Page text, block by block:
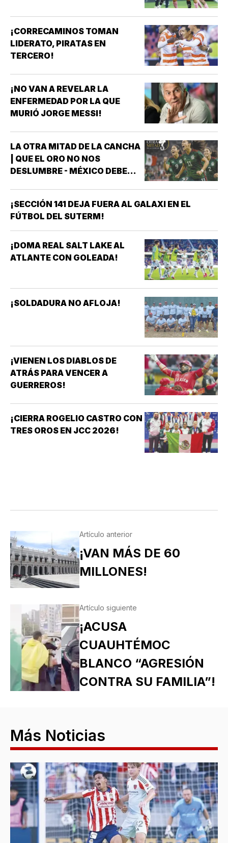
¡CORRECAMINOS TOMAN
LIDERATO, PIRATAS EN
TERCERO!
¡NO VAN A REVELAR LA
ENFERMEDAD POR LA QUE
MURIÓ JORGE MESSI!
LA OTRA MITAD DE LA CANCHA
| QUE EL ORO NO NOS
DESLUMBRE - MÉXICO DEBE
BRASIL 2027 *MÉXICO GANÓ
EL ORO EN LOS JUEGOS
CENTROAMERICANOS Y DEL
CARIBE *HAY QUE CELEBRARLO
*HAY QUE RECONOCER A LAS
¡SECCIÓN 141 DEJA FUERA AL GALAXI EN EL
FÚTBOL DEL SUTERM!
¡DOMA REAL SALT LAKE AL
ATLANTE CON GOLEADA!
¡SOLDADURA NO AFLOJA!
¡VIENEN LOS DIABLOS DE
ATRÁS PARA VENCER A
GUERREROS!
¡CIERRA ROGELIO CASTRO CON
TRES OROS EN JCC 2026!
Artículo anterior
¡VAN MÁS DE 60
MILLONES!
Artículo siguiente
¡ACUSA
CUAUHTÉMOC
BLANCO “AGRESIÓN
CONTRA SU FAMILIA”!
Más Noticias